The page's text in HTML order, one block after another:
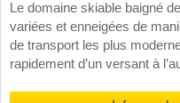
Le domaine skiable baigné
variées et enneigées de
de transport les plus
rapidement d’un versant à